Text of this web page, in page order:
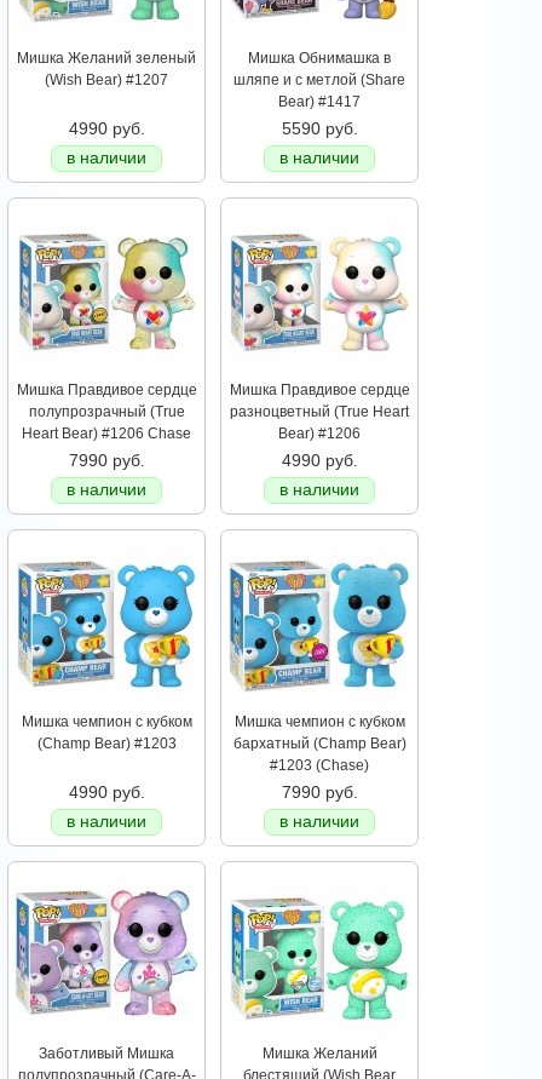
Мишка Желаний зеленый
(Wish Bear) #1207
4990 руб.
в наличии
Мишка Обнимашка в
шляпе и с метлой (Share
Bear) #1417
5590 руб.
в наличии
Мишка Правдивое cердце
полупрозрачный (True
Heart Bear) #1206 Chase
7990 руб.
в наличии
Мишка Правдивое cердце
разноцветный (True Heart
Bear) #1206
4990 руб.
в наличии
Мишка чемпион с кубком
(Champ Bear) #1203
4990 руб.
в наличии
Мишка чемпион с кубком
бархатный (Champ Bear)
#1203 (Chase)
7990 руб.
в наличии
Заботливый Мишка
полупрозрачный (Care-A-
Мишка Желаний
блестящий (Wish Bear